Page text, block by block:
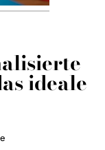
ideale